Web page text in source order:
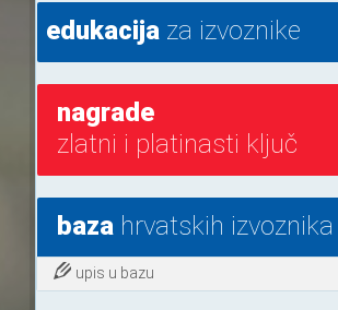
edukacijaza izvoznike
nagrade
zlatni i platinasti ključ
bazahrvatskih izvoznika
upis u bazu